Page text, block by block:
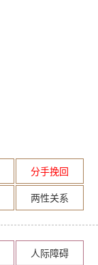
分手挽回
两性关系
人际障碍